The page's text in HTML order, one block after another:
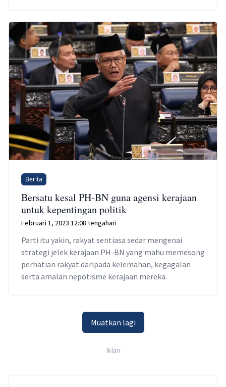
Berita
Bersatu kesal PH-BN guna agensi kerajaan
untuk kepentingan politik
Februari 1, 2023 12:08 tengahari
Parti itu yakin, rakyat sentiasa sedar mengenai
strategi jelek kerajaan PH-BN yang mahu memesong
perhatian rakyat daripada kelemahan, kegagalan
serta amalan nepotisme kerajaan mereka.
Muatkan lagi
- Iklan -